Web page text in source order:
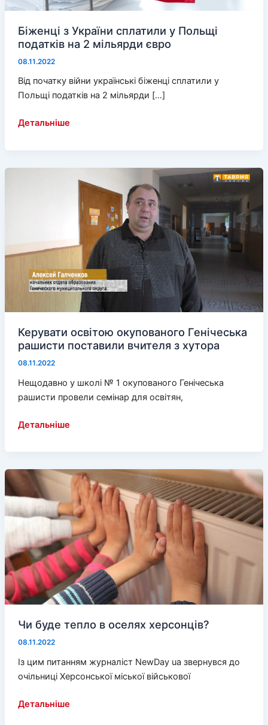
Біженці з України сплатили у Польщі
податків на 2 мільярди євро
08.11.2022
Від початку війни українські біженці сплатили у
Польщі податків на 2 мільярди […]
Біженці
сплатили
мільярди
Детальніше
Керувати освітою окупованого Генічеська
рашисти поставили вчителя з хутора
08.11.2022
Нещодавно у школі № 1 окупованого Генічеська
рашисти провели семінар для освітян,
Керувати
Генічеська
рашисти
поставили
вчителя
з
хутора
Детальніше
Чи буде тепло в оселях херсонців?
08.11.2022
Із цим питанням журналіст NewDay ua звернувся до
очільниці Херсонської міської військової
Чи
Детальніше